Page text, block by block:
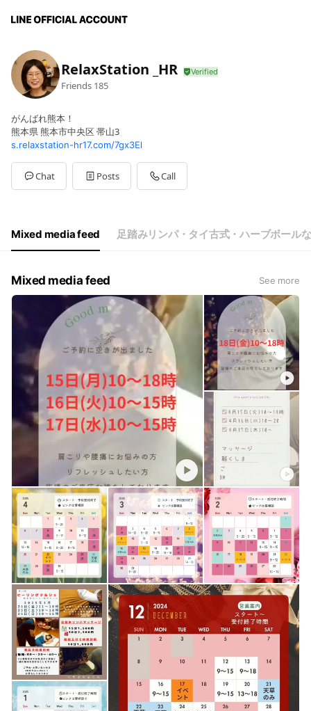
RelaxStation _HR
Friends 185
がんばれ熊本！
熊本県 熊本市中央区 帯山3
s.relaxstation-hr17.com/7gx3El
Chat Posts Call
Mixed media feed 足踏みリンパ・タイ古式・ハーブボール
Mixed media feed See more